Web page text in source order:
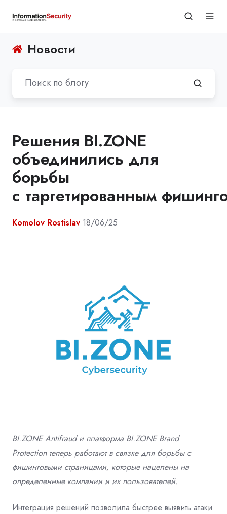
Новости
Решения BI.ZONE
объединились для
борьбы
с таргетированным
Komolov Rostislav 18/06/25
BI.ZONE Antifraud и платформа BI.ZONE Brand
Protection теперь работают в связке для борьбы с
фишинговыми страницами, которые нацелены на
определенные компании и их пользователей.
Интеграция решений позволила быстрее выявить атаки